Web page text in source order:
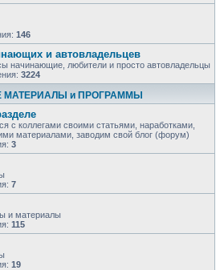
146
и автовладельцев
начинающие, любители и просто автовладельцы
3224
МАТЕРИАЛЫ и ПРОГРАММЫ
с коллегами своими статьями, наработками,
материалами, заводим свой блог (форум)
3
7
и материалы
115
19